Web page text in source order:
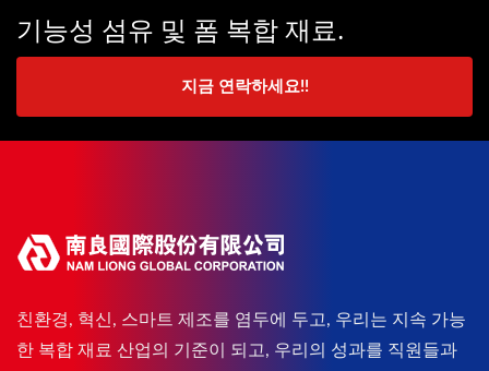
기능성 섬유 및 폼 복합 재료.
지금 연락하세요!!
친환경, 혁신, 스마트 제조를 염두에 두고, 우리는 지속 가능
한 복합 재료 산업의 기준이 되고, 우리의 성과를 직원들과